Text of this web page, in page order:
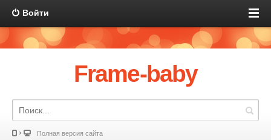
Войти
Frame-baby
Полная версия сайта